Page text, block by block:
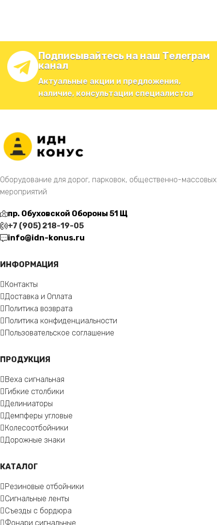
Подписывайтесь на наш Телеграм
канал
Актуальные акции и предложения,
наличие, консультации специалистов
Оборудование для дорог, парковок, общественно-массовых
мероприятий
пр. Обуховской Обороны 51 Щ
+7 (905) 218-19-05
info@idn-konus.ru
ИНФОРМАЦИЯ
Контакты
Доставка и Оплата
Политика возврата
Политика конфиденциальности
Пользовательское соглашение
ПРОДУКЦИЯ
Веха сигнальная
Гибкие столбики
Делиниаторы
Демпферы угловые
Колесоотбойники
Дорожные знаки
КАТАЛОГ
Резиновые отбойники
Сигнальные ленты
Съезды с бордюра
Фонари сигнальные